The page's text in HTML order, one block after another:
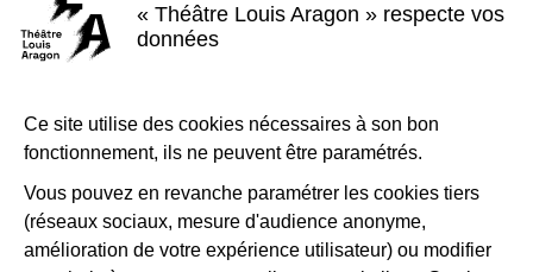
« Théâtre Louis Aragon » respecte vos
données
Ce site utilise des cookies nécessaires à son bon
fonctionnement, ils ne peuvent être paramétrés.
Vous pouvez en revanche paramétrer les cookies tiers
(réseaux sociaux, mesure d'audience anonyme,
amélioration de votre expérience utilisateur) ou modifier
Facebook
Instagram
YoutubeLinkedIn
Le Théâtre Louis Aragon, scène conventionnée d'intérêt national Art et
création - danse, est soutenu par la Ville de Tremblay-en-France, le
Département de la Seine-Saint-Denis, la Région Île-de-France et le
de-France.
1-Logo-Tremblay 2-